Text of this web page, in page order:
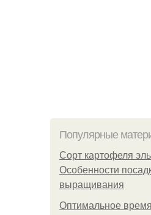
Популярные
Сорт картофеля
Особенности
выращивания
Оптимальное